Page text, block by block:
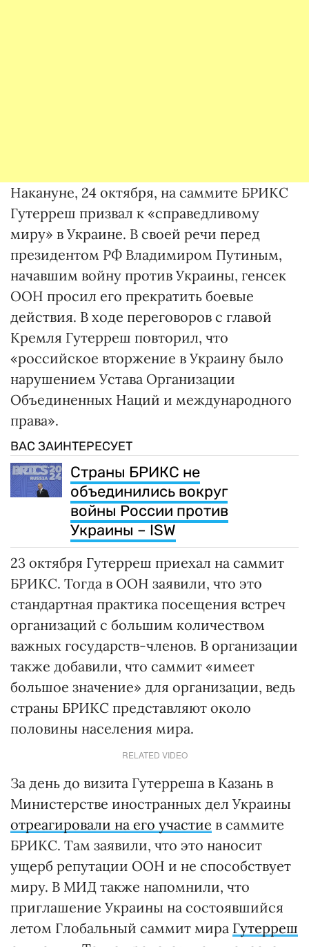
Накануне, 24 октября, на саммите БРИКС
Гутерреш призвал к «справедливому
миру» в Украине. В своей речи перед
президентом РФ Владимиром Путиным,
начавшим войну против Украины, генсек
ООН просил его прекратить боевые
действия. В ходе переговоров с главой
Кремля Гутерреш повторил, что
«российское вторжение в Украину было
нарушением Устава Организации
Объединенных Наций и международного
права».
ВАС ЗАИНТЕРЕСУЕТ
Страны БРИКС не
объединились вокруг
войны России против
Украины – ISW
23 октября Гутерреш приехал на саммит
БРИКС. Тогда в ООН заявили, что это
стандартная практика посещения встреч
организаций с большим количеством
важных государств-членов. В организации
также добавили, что саммит «имеет
большое значение» для организации, ведь
страны БРИКС представляют около
половины населения мира.
RELATED VIDEO
За день до визита Гутерреша в Казань в
Министерстве иностранных дел Украины
отреагировали на его участие в саммите
БРИКС. Там заявили, что это наносит
ущерб репутации ООН и не способствует
миру. В МИД также напомнили, что
приглашение Украины на состоявшийся
летом Глобальный саммит мира Гутерреш